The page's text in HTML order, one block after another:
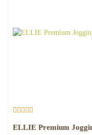
ELLIE Premium